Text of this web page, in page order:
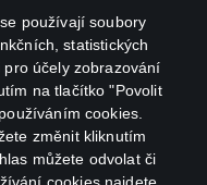
používají soubory
statistických
účely zobrazování
na tlačítko "Povolit
cookies.
změnit kliknutím
můžete odvolat či